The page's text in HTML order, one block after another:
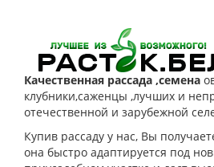
Качественная рассада ,семена
клубники,саженцы ,лучших и
отечественной и зарубежной
Купив рассаду у нас, Вы
она быстро адаптируется под